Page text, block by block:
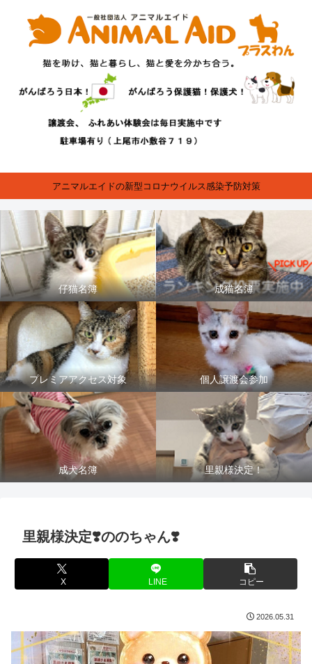
アニマルエイドの新型コロナウイルス感染予防対策
仔猫名簿 成猫名簿
プレミアアクセス対象 個人譲渡会参加
成犬名簿 里親様決定！
里親様決定❣️ののちゃん❣️
X LINE コピー
2026.05.31